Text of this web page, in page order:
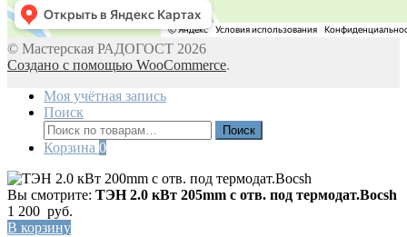
© Мастерская РАДОГОСТ 2026
Создано с помощью WooCommerce.
Моя учётная запись
Поиск
Искать:
Поиск
Корзина 0
Вы смотрите: ТЭН 2.0 кВт 205mm с отв. под термодат.Bocsh
1 200 руб.
В корзину